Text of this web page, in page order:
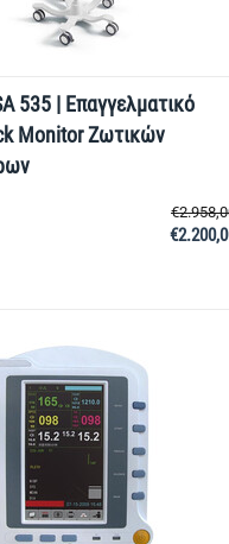
535 | Επαγγελματικό
Monitor Ζωτικών
€
€